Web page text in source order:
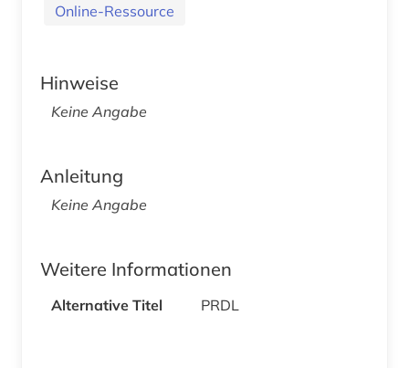
Online-Ressource
Hinweise
Keine Angabe
Anleitung
Keine Angabe
Weitere Informationen
Alternative Titel PRDL